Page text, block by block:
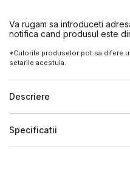
Va rugam sa introduceti
notifica cand produsul este
*Culorile produselor pot sa difere
setarile acestuia.
Descriere
Specificatii